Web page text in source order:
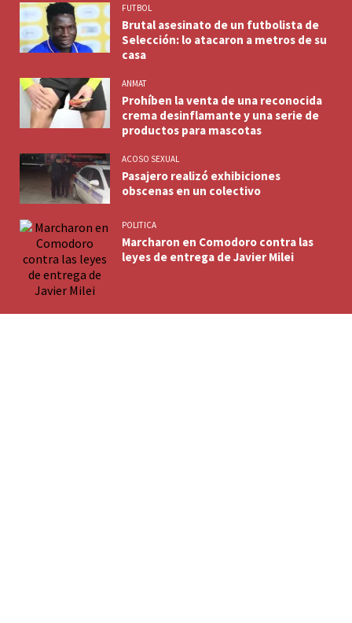
FUTBOL
Brutal asesinato de un futbolista de
Selección: lo atacaron a metros de su
casa
ANMAT
Prohíben la venta de una reconocida
crema desinflamante y una serie de
productos para mascotas
ACOSO SEXUAL
Pasajero realizó exhibiciones
obscenas en un colectivo
POLITICA
Marcharon en Comodoro contra las
leyes de entrega de Javier Milei